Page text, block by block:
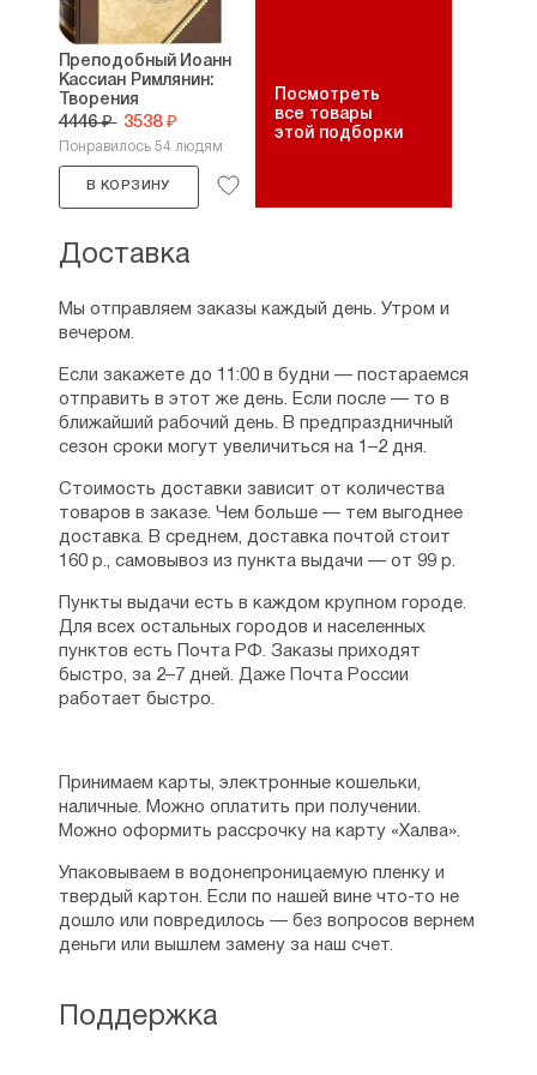
Правило 45 — О равном чествовании всех
и о смиренномудрии — 51
Правило 46 — О тщательном преуспеянии
в великом или малом — 51
Правило 47 — О богатстве и нищете и о том,
что за ними последует — 52
Правило 48 — О благотворении братиям
и о занятии для этого работой — 52
Правило 49 — О входящем в тяжбу и ищущем
Правило 50 — О мире и примирении — 56
покушается исправлять ближнего — 56
Правило 52 — О скорби при виде согрешающих;
их избегать и когда принимать в свое
общение — 56
Правило 53 — Какое осуждение тем, которые
за нанесенную им, по мнению их, обиду помнят
Правило 54 — О произнесении суждения
и о медлении в суждении — 58
Правило 55 — Об усердии к Богу,
об исповедании Божиих дарований
и о благодарении за них — 60
Правило 56 — О молитве; когда, о чем, как
и за кого должно молиться — 60
Правило 57 — О превозношении заслугами — 62
Правило 58 — О приобретении и сообщении
Правило 60 — О различии Божиих дарований
и о взаимном согласии тех, которые по сим
дарованиям стоят выше или ниже — 65
на человеческий взгляд тех, которые приемлют
Божию благодать — 66
Правило 62 — Об искушениях, когда их должно
уклоняться и когда вступать с ними в борьбу;
Правило 63 — О робости и смелости
в напастях — 69
Преподобный Иоанн
Кассиан Римлянин:
Творения
4446 ₽ 3538 ₽
Понравилось 54 людям
В КОРЗИНУ
Посмотреть
все товары
этой подборки
Поддержка
Доставка
Мы отправляем заказы каждый день. Утром и
вечером.
Если закажете до 11:00 в будни — постараемся
отправить в этот же день. Если после — то в
ближайший рабочий день. В предпраздничный
сезон сроки могут увеличиться на 1–2 дня.
Стоимость доставки зависит от количества
товаров в заказе. Чем больше — тем выгоднее
доставка. В среднем, доставка почтой стоит
160 р., самовывоз из пункта выдачи — от 99 р.
Пункты выдачи есть в каждом крупном городе.
Для всех остальных городов и населенных
пунктов есть Почта РФ. Заказы приходят
быстро, за 2–7 дней. Даже Почта России
работает быстро.
Принимаем карты, электронные кошельки,
наличные. Можно оплатить при получении.
Можно оформить рассрочку на карту «Халва».
Упаковываем в водонепроницаемую пленку и
твердый картон. Если по нашей вине что-то не
дошло или повредилось — без вопросов вернем
деньги или вышлем замену за наш счет.